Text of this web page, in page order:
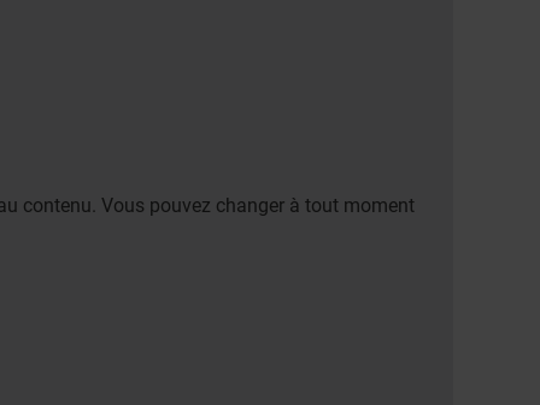
contenu. Vous pouvez changer à tout moment